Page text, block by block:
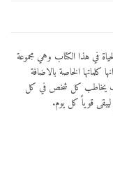
في هذا الكتاب وهي مجموعة
كلماتها الخاصة بالاضافة
يخاطب كل شخص في كل
قوياً كل يوم.